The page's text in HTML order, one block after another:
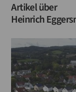
Artikel über
Heinrich